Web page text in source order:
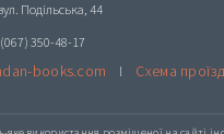
Подільська, 44
350-48-17
books.com l Схема